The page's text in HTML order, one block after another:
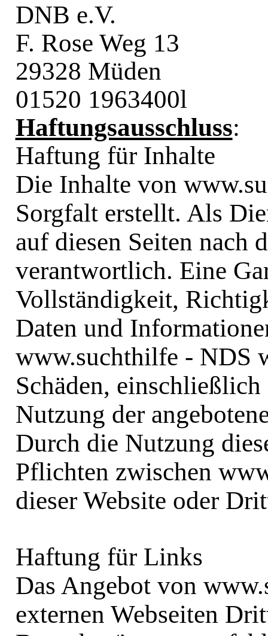
DNB e.V.
F. Rose Weg 13
29328 Müden
01520 1963400l
Haftungsausschluss:
Haftung für Inhalte
Die Inhalte von
Sorgfalt erstellt. Als
auf diesen Seiten nach
verantwortlich. Eine
Vollständigkeit,
Daten und
www.suchthilfe - NDS
Schäden,
Nutzung der
Durch die Nutzung
Pflichten zwischen
dieser Website oder
Haftung für Links
Das Angebot von
externen Webseiten